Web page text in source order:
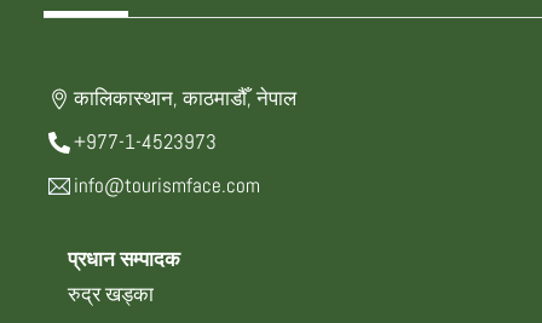
कालिकास्थान, काठमाडौँ, नेपाल
+977-1-4523973
info@tourismface.com
प्रधान सम्पादक
रुद्र खड्का